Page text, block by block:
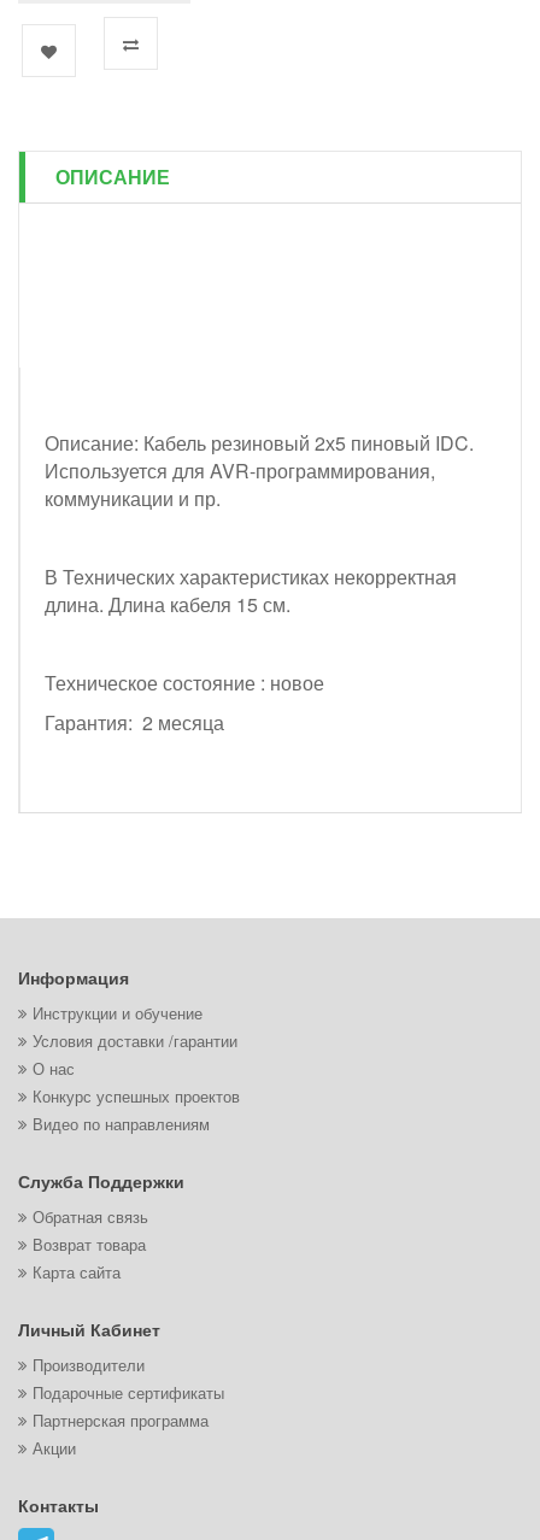
ОПИСАНИЕ
Описание: Кабель резиновый 2х5 пиновый IDC.
Используется для AVR-программирования,
коммуникации и пр.
В Технических характеристиках некорректная
длина. Длина кабеля 15 см.
Техническое состояние : новое
Гарантия: 2 месяца
Информация
Инструкции и обучение
Условия доставки /гарантии
О нас
Конкурс успешных проектов
Видео по направлениям
Служба Поддержки
Обратная связь
Возврат товара
Карта сайта
Личный Кабинет
Производители
Подарочные сертификаты
Партнерская программа
Акции
Контакты